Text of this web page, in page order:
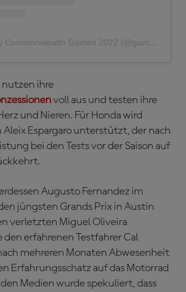
A post shared by Commonwealth Games 2022 (@gamescommonwealth)
nutzen ihre
voll aus und testen ihre
und Nieren. Für Honda wird
Aleix Espargaro unterstützt, der nach
bei den Tests vor der Saison auf
Augusto Fernandez im
jüngsten Grands Prix in Austin
verletzten Miguel Oliveira
den erfahrenen Testfahrer Cal
mehreren Monaten Abwesenheit
Erfahrungsschatz auf das Motorrad
Medien wurde spekuliert, dass